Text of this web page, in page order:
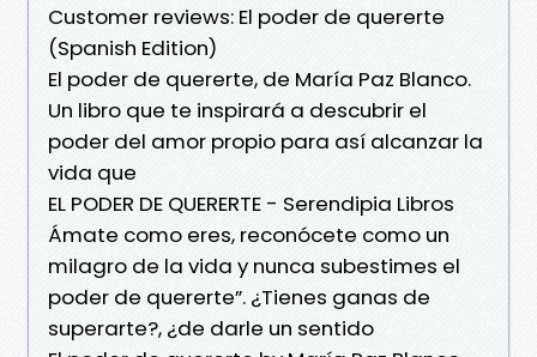
Customer reviews: El poder de quererte
(Spanish Edition)
El poder de quererte, de María Paz Blanco.
Un libro que te inspirará a descubrir el
poder del amor propio para así alcanzar la
vida que
EL PODER DE QUERERTE - Serendipia Libros
Ámate como eres, reconócete como un
milagro de la vida y nunca subestimes el
poder de quererte”. ¿Tienes ganas de
superarte?, ¿de darle un sentido